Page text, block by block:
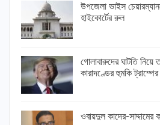
উপজেলা ভাইস
হাইকোর্টের রুল
গোলাবারুদের ঘাটতি
কারাদণ্ডের হুমকি ট্রাম্পের
ওবায়দুল কাদের-সাদ্দামের